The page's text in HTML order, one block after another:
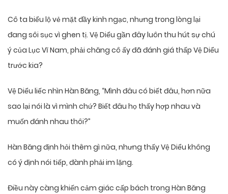
Cô ta biểu lộ vẻ mặt đầy kinh ngạc, nhưng trong lòng lại
đang sôi sục vì ghen tị. Vệ Diểu gần đây luôn thu hút sự chú
ý của Lục Vĩ Nam, phải chăng cô ấy đã đánh giá thấp Vệ Diểu
trước kia?
Vệ Diểu liếc nhìn Hàn Băng, “Mình đâu có biết đâu, hơn nữa
sao lại nói là vì mình chứ? Biết đâu họ thấy hợp nhau và
muốn đánh nhau thôi?”
Hàn Băng định hỏi thêm gì nữa, nhưng thấy Vệ Diểu không
có ý định nói tiếp, đành phải im lặng.
Điều này càng khiến cảm giác cấp bách trong Hàn Băng